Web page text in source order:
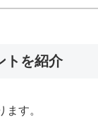
トを紹介
ます。